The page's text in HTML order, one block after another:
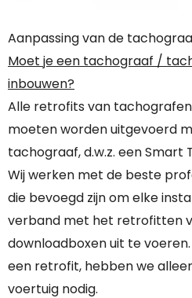
Aanpassing van de
Moet je een tachograaf /
inbouwen?
Alle retrofits van tachografen
moeten worden uitgevoerd
tachograaf, d.w.z. een Smart
Wij werken met de beste
die bevoegd zijn om elke
verband met het retrofitten
downloadboxen uit te
een retrofit, hebben we
voertuig nodig.